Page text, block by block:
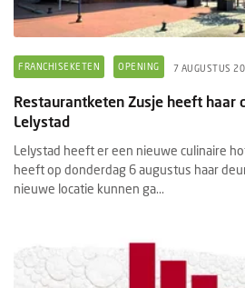
FRANCHISEKETEN OPENING 7 AUGUSTUS
Restaurantketen Zusje heeft haar
Lelystad
Lelystad heeft er een nieuwe culinaire
heeft op donderdag 6 augustus haar
nieuwe locatie kunnen ga...